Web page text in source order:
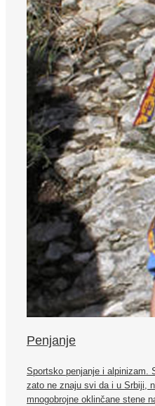
Penjanje
Sportsko penjanje i alpinizam.
zato ne znaju svi da i u Srbiji,
mnogobrojne oklinčane stene